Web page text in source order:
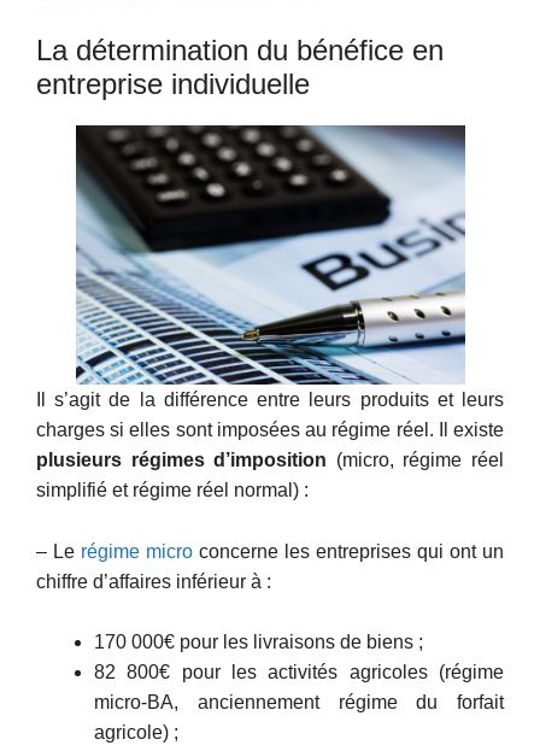
La détermination du bénéfice en
entreprise individuelle
Il s’agit de la différence entre leurs produits et leurs
charges si elles sont imposées au régime réel. Il existe
plusieurs régimes d’imposition (micro, régime réel
simplifié et régime réel normal) :
– Le régime micro concerne les entreprises qui ont un
chiffre d’affaires inférieur à :
170 000€ pour les livraisons de biens ;
82 800€ pour les activités agricoles (régime
micro-BA, anciennement régime du forfait
agricole) ;